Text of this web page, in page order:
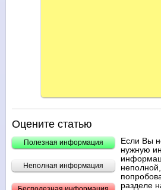
Оцените статью
Полезная информация
Неполная информация
Если Вы
нужную
разделе